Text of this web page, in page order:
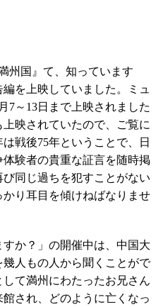
州国』て、知っています
を上映していました。ミュ
7～13日まで上映されました
映されていたので、ご覧に
戦後75年ということで、日
験者の貴重な証言を随時掲
同じ過ちを犯すことがない
り耳目を傾けねばなりませ
すか？」の開催中は、中国大
人もの人から聞くことがで
て満州にわたったお兄さん
され、どのように亡くなっ